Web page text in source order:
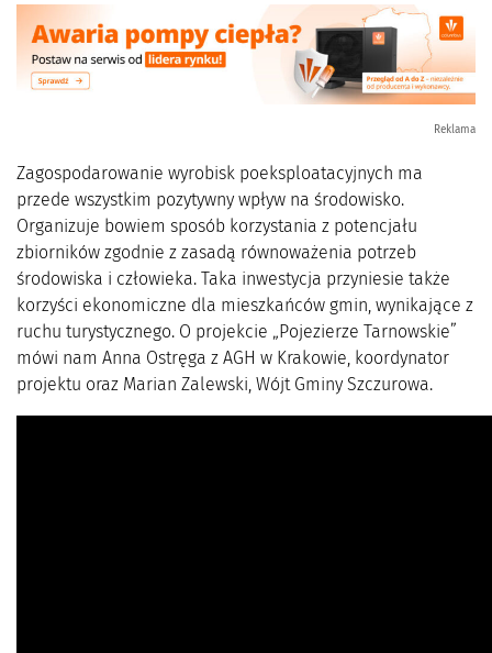
Reklama
Zagospodarowanie wyrobisk poeksploatacyjnych ma
przede wszystkim pozytywny wpływ na środowisko.
Organizuje bowiem sposób korzystania z potencjału
zbiorników zgodnie z zasadą równoważenia potrzeb
środowiska i człowieka. Taka inwestycja przyniesie także
korzyści ekonomiczne dla mieszkańców gmin, wynikające z
ruchu turystycznego. O projekcie „Pojezierze Tarnowskie”
mówi nam Anna Ostręga z AGH w Krakowie, koordynator
projektu oraz Marian Zalewski, Wójt Gminy Szczurowa.